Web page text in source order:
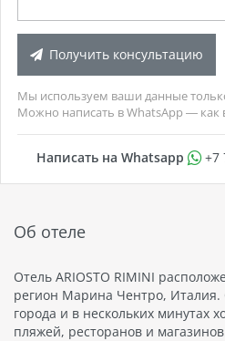
Получить консультацию
Мы используем ваши данные
Можно написать в WhatsApp — как
Написать на Whatsapp +7
Об отеле
Отель ARIOSTO RIMINI
регион Марина Чентро, Италия.
города и в нескольких минутах
пляжей, ресторанов и